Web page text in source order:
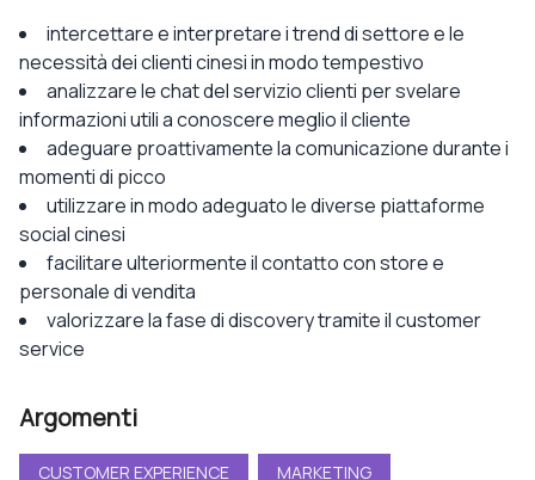
intercettare e interpretare i trend di settore e le
necessità dei clienti cinesi in modo tempestivo
analizzare le chat del servizio clienti per svelare
informazioni utili a conoscere meglio il cliente
adeguare proattivamente la comunicazione durante i
momenti di picco
utilizzare in modo adeguato le diverse piattaforme
social cinesi
facilitare ulteriormente il contatto con store e
personale di vendita
valorizzare la fase di discovery tramite il customer
service
Argomenti
CUSTOMER EXPERIENCE MARKETING